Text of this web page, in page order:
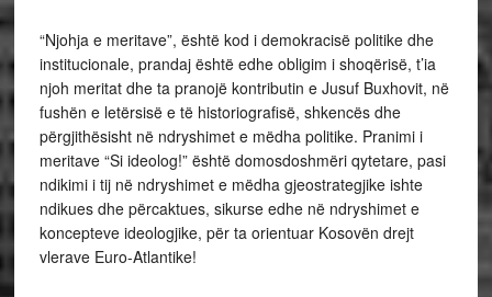
“Njohja e meritave”, është kod i demokracisë politike dhe
institucionale, prandaj është edhe obligim i shoqërisë, t’ia
njoh meritat dhe ta pranojë kontributin e Jusuf Buxhovit, në
fushën e letërsisë e të historiografisë, shkencës dhe
përgjithësisht në ndryshimet e mëdha politike. Pranimi i
meritave “Si ideolog!” është domosdoshmëri qytetare, pasi
ndikimi i tij në ndryshimet e mëdha gjeostrategjike ishte
ndikues dhe përcaktues, sikurse edhe në ndryshimet e
koncepteve ideologjike, për ta orientuar Kosovën drejt
vlerave Euro-Atlantike!